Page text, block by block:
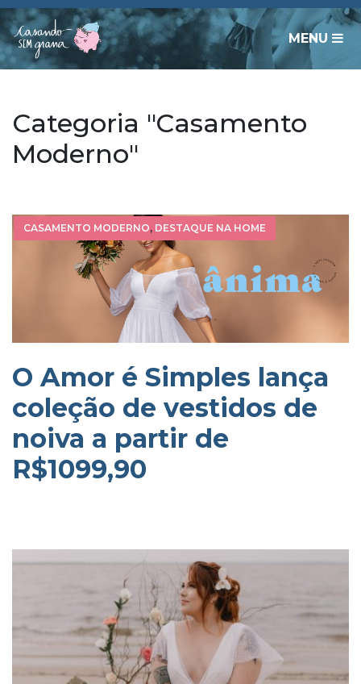
MENU
Categoria "Casamento
Moderno"
CASAMENTO MODERNO, DESTAQUE NA HOME
O Amor é Simples lança
coleção de vestidos de
noiva a partir de
R$1099,90